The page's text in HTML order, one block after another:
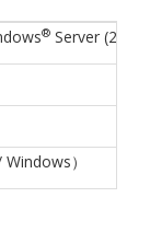
® Server (2019
）